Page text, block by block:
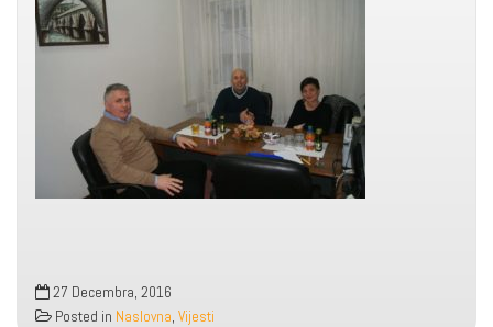
27 Decembra, 2016
Posted in Naslovna, Vijesti